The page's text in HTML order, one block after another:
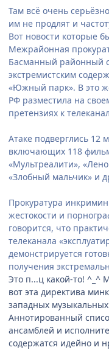
Там всё очень
им не продлят и
Вот новости которые
Межрайонная
Басманный районный
экстремистским
«Южный парк». В это
РФ разместила на
претензиях к
Атаке подверглись 12
включающих 118
«Мультреалити»,
«Злобный мальчик» и
Прокуратура
жестокости и
говорится, что
телеканала
демонстрируется
получения
Это п...ц какой-то! ^_^
вот эта директива
западных
Аннотированный
ансамблей и
содержатся идейно и